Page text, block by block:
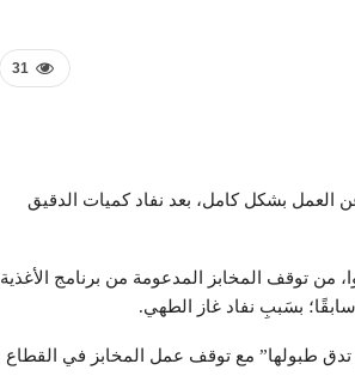
31
العمل بشكل كامل، بعد نفاد كميات الدقيق
من توقف المخابز المدعومة من برنامج الأغذية
تدق طبولها” مع توقف عمل المخابز في القطاع